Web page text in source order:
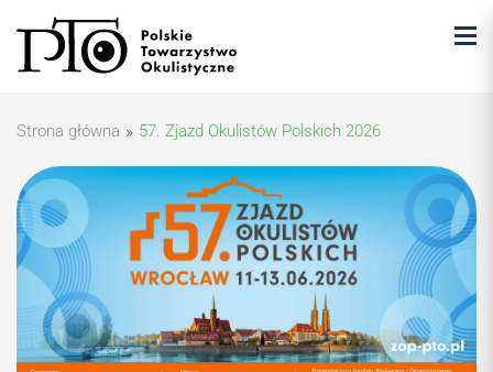
Strona główna » 57. Zjazd Okulistów Polskich 2026